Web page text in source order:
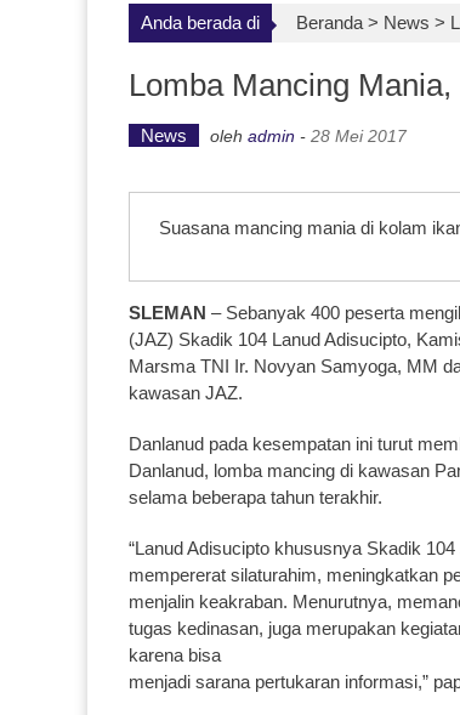
Anda berada di Beranda > News >
Lomba Mancing
News oleh admin - 28 Mei 2017
Suasana mancing mania di kolam
SLEMAN – Sebanyak 400 peserta
(JAZ) Skadik 104 Lanud Adisucipto,
Marsma TNI Ir. Novyan Samyoga, MM
kawasan JAZ.
Danlanud pada kesempatan ini turut
Danlanud, lomba mancing di kawasan
selama beberapa tahun terakhir.
“Lanud Adisucipto khususnya Skadik
mempererat silaturahim, meningkatkan
menjalin keakraban. Menurutnya,
tugas kedinasan, juga merupakan
karena bisa
menjadi sarana pertukaran informasi,”